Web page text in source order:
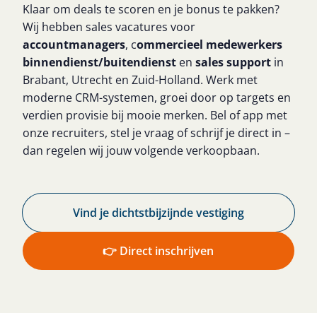
Klaar om deals te scoren en je bonus te pakken?
Wij hebben sales vacatures voor
accountmanagers, commercieel medewerkers
binnendienst/buitendienst en sales support in
Brabant, Utrecht en Zuid-Holland. Werk met
moderne CRM-systemen, groei door op targets en
verdien provisie bij mooie merken. Bel of app met
onze recruiters, stel je vraag of schrijf je direct in –
dan regelen wij jouw volgende verkoopbaan.
Vind je dichtstbijzijnde vestiging​
👉 Direct inschrijven